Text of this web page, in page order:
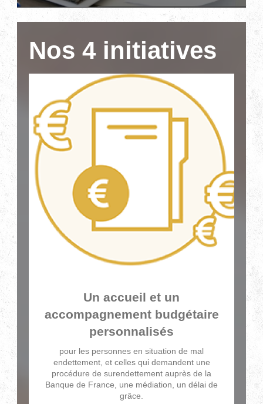
Nos 4 initiatives
Un accueil et un
accompagnement budgétaire
personnalisés
pour les personnes en situation de mal
endettement, et celles qui demandent une
procédure de surendettement auprès de la
Banque de France, une médiation, un délai de
grâce.